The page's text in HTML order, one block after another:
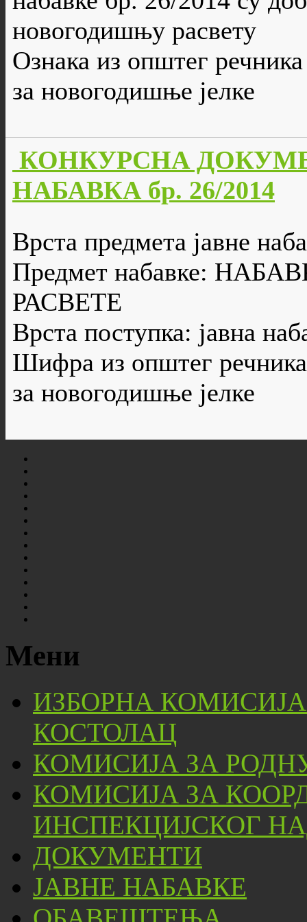
новогодишњу расвету
Ознака из општег
за новогодишње јелке
КОНКУРСНА
НАБАВКА бр. 26/2014
Врста предмета јавне
Предмет набавке:
РАСВЕТЕ
Врста поступка: јавна
Шифра из општег
за новогодишње јелке
Мени
ИЗБОРНА
КОСТОЛАЦ
КОМИСИЈА ЗА
КОМИСИЈА ЗА
ИНСПЕКЦИЈСКОГ
ДОКУМЕНТИ
ЈАВНЕ НАБАВКЕ